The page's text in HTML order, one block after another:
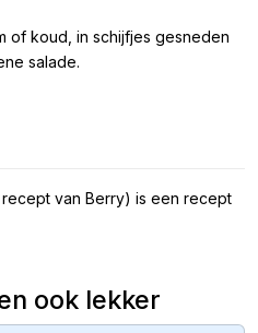
of koud, in schijfjes gesneden
salade.
recept van Berry) is een recept
ook lekker